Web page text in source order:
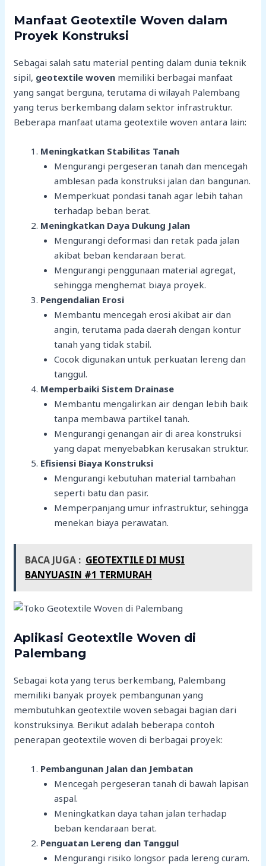
Manfaat Geotextile Woven dalam
Proyek Konstruksi
Sebagai salah satu material penting dalam dunia teknik
sipil, geotextile woven memiliki berbagai manfaat
yang sangat berguna, terutama di wilayah Palembang
yang terus berkembang dalam sektor infrastruktur.
Beberapa manfaat utama geotextile woven antara lain:
Meningkatkan Stabilitas Tanah
Mengurangi pergeseran tanah dan mencegah
amblesan pada konstruksi jalan dan bangunan.
Memperkuat pondasi tanah agar lebih tahan
terhadap beban berat.
Meningkatkan Daya Dukung Jalan
Mengurangi deformasi dan retak pada jalan
akibat beban kendaraan berat.
Mengurangi penggunaan material agregat,
sehingga menghemat biaya proyek.
Pengendalian Erosi
Membantu mencegah erosi akibat air dan
angin, terutama pada daerah dengan kontur
tanah yang tidak stabil.
Cocok digunakan untuk perkuatan lereng dan
tanggul.
Memperbaiki Sistem Drainase
Membantu mengalirkan air dengan lebih baik
tanpa membawa partikel tanah.
Mengurangi genangan air di area konstruksi
yang dapat menyebabkan kerusakan struktur.
Efisiensi Biaya Konstruksi
Mengurangi kebutuhan material tambahan
seperti batu dan pasir.
Memperpanjang umur infrastruktur, sehingga
menekan biaya perawatan.
BACA JUGA : GEOTEXTILE DI MUSI
BANYUASIN #1 TERMURAH
Aplikasi Geotextile Woven di
Palembang
Sebagai kota yang terus berkembang, Palembang
memiliki banyak proyek pembangunan yang
membutuhkan geotextile woven sebagai bagian dari
konstruksinya. Berikut adalah beberapa contoh
penerapan geotextile woven di berbagai proyek:
Pembangunan Jalan dan Jembatan
Mencegah pergeseran tanah di bawah lapisan
aspal.
Meningkatkan daya tahan jalan terhadap
beban kendaraan berat.
Penguatan Lereng dan Tanggul
Mengurangi risiko longsor pada lereng curam.